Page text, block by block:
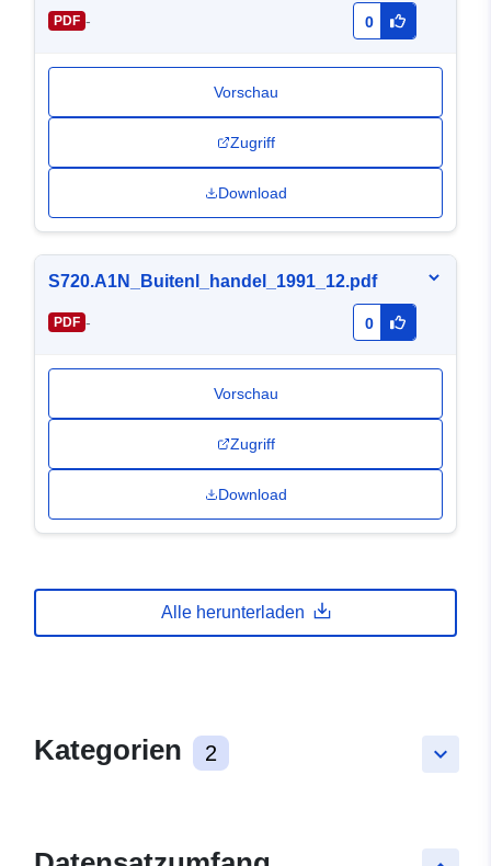
PDF - 0
Vorschau
Zugriff
Download
S720.A1N_Buitenl_handel_1991_12.pdf
PDF - 0
Vorschau
Zugriff
Download
Alle herunterladen
keyboard_arrow_down
Kategorien 2